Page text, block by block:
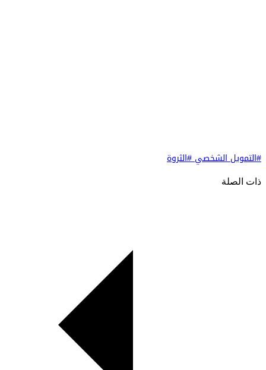
#التمويل الشخصي#الثروة
ذات الصلة